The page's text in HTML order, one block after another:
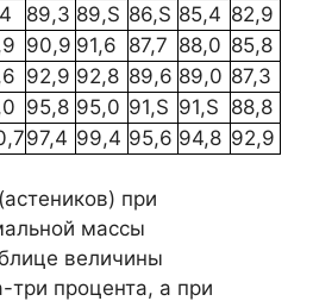
89,3 89,S 86,S 85,4 82,9
90,9 91,6 87,7 88,0 85,8
92,9 92,8 89,6 89,0 87,3
95,8 95,0 91,S 91,S 88,8
97,4 99,4 95,6 94,8 92,9
при
массы
величины
процента, а при